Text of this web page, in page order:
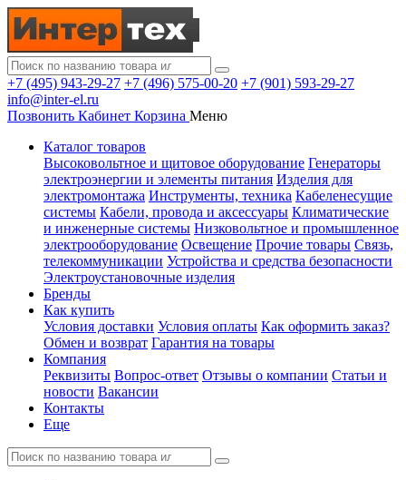
+7 (495) 943-29-27 +7 (496) 575-00-20 +7 (901) 593-29-27
info@inter-el.ru
Позвонить Кабинет Корзина Меню
Каталог товаров
Высоковольтное и щитовое оборудование Генераторы
электроэнергии и элементы питания Изделия для
электромонтажа Инструменты, техника Кабеленесущие
системы Кабели, провода и аксессуары Климатические
и инженерные системы Низковольтное и промышленное
электрооборудование Освещение Прочие товары Связь,
телекоммуникации Устройства и средства безопасности
Электроустановочные изделия
Бренды
Как купить
Условия доставки Условия оплаты Как оформить заказ?
Обмен и возврат Гарантия на товары
Компания
Реквизиты Вопрос-ответ Отзывы о компании Статьи и
новости Вакансии
Контакты
Еще